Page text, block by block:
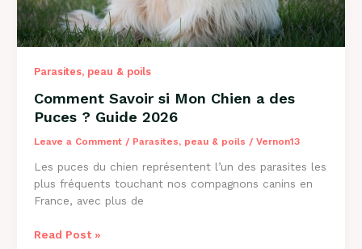
Parasites, peau & poils
Comment Savoir si Mon Chien a des
Puces ? Guide 2026
Leave a Comment / Parasites, peau & poils / Vernon13
Les puces du chien représentent l’un des parasites les
plus fréquents touchant nos compagnons canins en
France, avec plus de
Comment
Read Post »